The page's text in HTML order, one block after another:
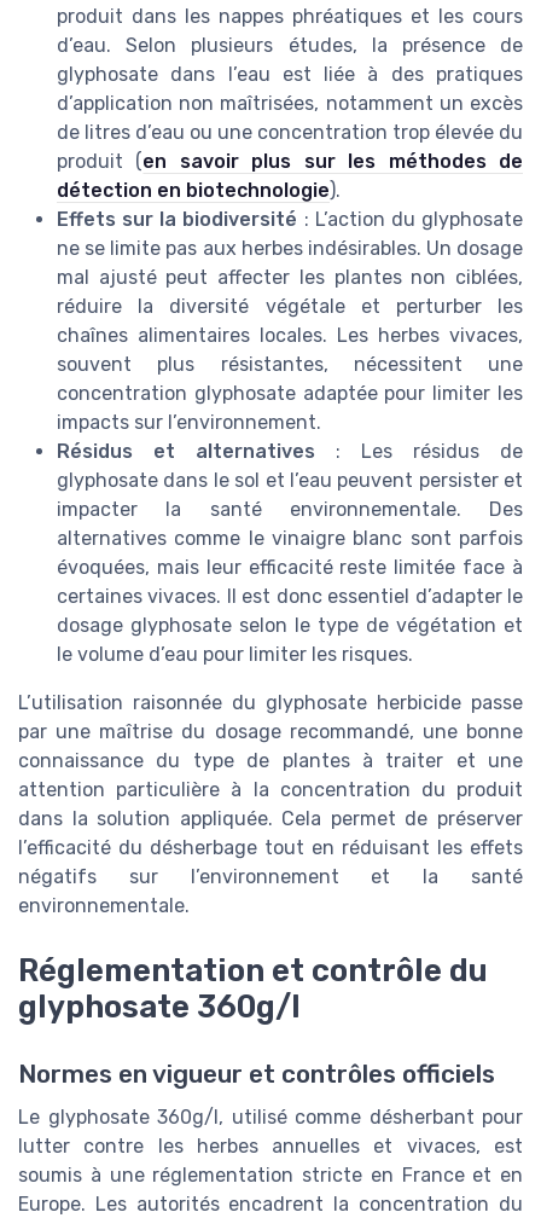
produit dans les nappes phréatiques et les cours
d’eau. Selon plusieurs études, la présence de
glyphosate dans l’eau est liée à des pratiques
d’application non maîtrisées, notamment un excès
de litres d’eau ou une concentration trop élevée du
produit (en savoir plus sur les méthodes de
détection en biotechnologie).
Effets sur la biodiversité : L’action du glyphosate
ne se limite pas aux herbes indésirables. Un dosage
mal ajusté peut affecter les plantes non ciblées,
réduire la diversité végétale et perturber les
chaînes alimentaires locales. Les herbes vivaces,
souvent plus résistantes, nécessitent une
concentration glyphosate adaptée pour limiter les
impacts sur l’environnement.
Résidus et alternatives : Les résidus de
glyphosate dans le sol et l’eau peuvent persister et
impacter la santé environnementale. Des
alternatives comme le vinaigre blanc sont parfois
évoquées, mais leur efficacité reste limitée face à
certaines vivaces. Il est donc essentiel d’adapter le
dosage glyphosate selon le type de végétation et
le volume d’eau pour limiter les risques.
L’utilisation raisonnée du glyphosate herbicide passe
par une maîtrise du dosage recommandé, une bonne
connaissance du type de plantes à traiter et une
attention particulière à la concentration du produit
dans la solution appliquée. Cela permet de préserver
l’efficacité du désherbage tout en réduisant les effets
négatifs sur l’environnement et la santé
environnementale.
Réglementation et contrôle du
glyphosate 360g/l
Normes en vigueur et contrôles officiels
Le glyphosate 360g/l, utilisé comme désherbant pour
lutter contre les herbes annuelles et vivaces, est
soumis à une réglementation stricte en France et en
Europe. Les autorités encadrent la concentration du